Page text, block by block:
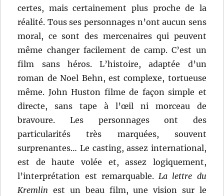
certes, mais certainement plus proche de la
réalité. Tous ses personnages n’ont aucun sens
moral, ce sont des mercenaires qui peuvent
même changer facilement de camp. C’est un
film sans héros. L’histoire, adaptée d’un
roman de Noel Behn, est complexe, tortueuse
même. John Huston filme de façon simple et
directe, sans tape à l’œil ni morceau de
bravoure. Les personnages ont des
particularités très marquées, souvent
surprenantes… Le casting, assez international,
est de haute volée et, assez logiquement,
l’interprétation est remarquable.La lettre du
Kremlin est un beau film, une vision sur le